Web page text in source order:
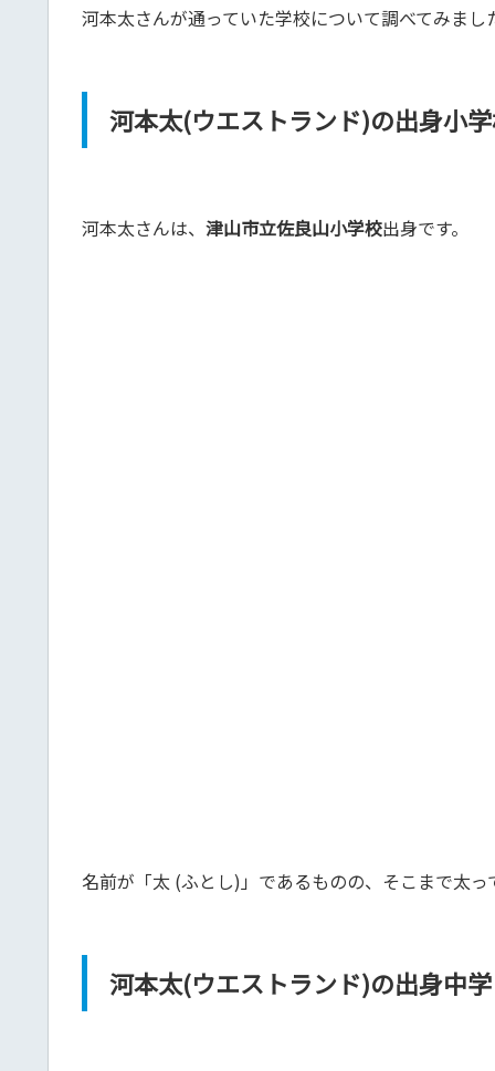
河本太さんが通っていた学校について調べてみまし
河本太(ウエストランド)の出身小
河本太さんは、 津山市立佐良山小学校出身です。
名前が「太 (ふとし)」であるものの、そこまで太
河本太(ウエストランド)の出身中学